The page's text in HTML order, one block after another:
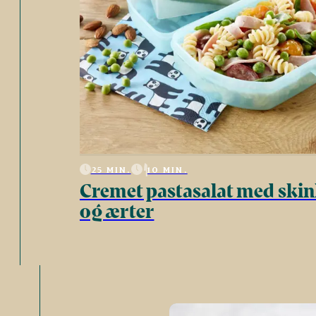
25 MIN. 10 MIN.
Cremet pastasalat med
og ærter